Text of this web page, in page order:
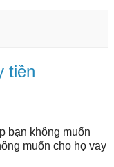
tiền
bạn không muốn
muốn cho họ vay